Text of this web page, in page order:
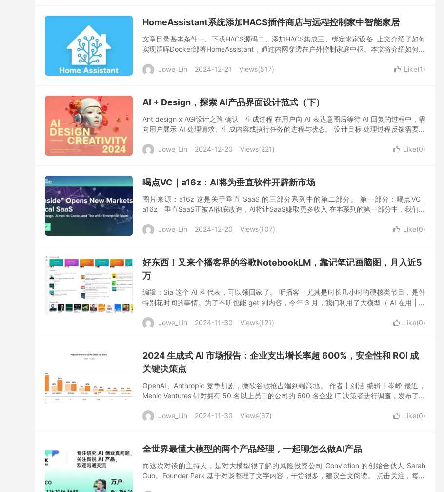
HomeAssistant系统添加HACS插件商店与远程控制家中智能家居
文章目录基本条件一、下载HACS源码二、添加HACS集成三、绑定米家设备 ​ 上文介绍了如何
实现群晖Docker部署HomeAssistant，通过内网穿透在户外控制家庭中枢。本文将介绍如何安
 Like(1)
Jowe_Lin 2024-12-21 Views(517)
AI + Design，探索 AI产品界面设计范式（下）
Ant design x AGI设计之路 确认｜生成过程 在用户向 AI 表达意图后等待 AI 回复的过程中，需
向用户展示 AI 处理请求、生成内容或执行任务的进程与状态。 设计目标 处理过程反馈需要通
 Like(0)
Jowe_Lin 2024-12-20 Views(221)
喝点VC｜a16z：AI将为垂直软件开辟新市场
图片来源：a16z 这是关于垂直 SaaS 的三部分系列中的第二部分。 第一部分：喝点VC |
a16z：垂直SaaS正被AI彻底改造，AI将让SaaS赚取更多收入 在本系列的第一部分中，我们写
 Like(0)
Jowe_Lin 2024-12-20 Views(107)
好东西！又来个播客界的谷歌NotebookLM，靠记笔记画脑图，月入近5
万
编辑：Sia 这个 AI 科代表，可以领回家了。 听播客，尤其是时长几小时的硬核类节目，是件
特别花时间的事情。为了不听也能 get 到内容，今年 3 月，我们利用了大模型（ AI 在用 | 有
 Like(0)
Jowe_Lin 2024-11-30 Views(121)
2024 生成式 AI 市场报告：企业支出增长率超 600%，安全性和 ROI 成
关键决策点
OpenAI、Anthropic 竞争加剧，微软谷歌抢占端到端高地。 作者丨刘洁 编辑丨岑峰 最近，
Menlo Ventures 针对拥有 50 名以上员工的公司的 600 名企业 IT 决策者进行调查，发布了一
 Like(0)
Jowe_Lin 2024-11-30 Views(67)
全世界最懂大模型的两个产品经理，一起聊怎么做AI产品
而这次对谈的主持人，是对大模型很了解的风险投资公司 Conviction 的创始合伙人 Sarah
Guo。Founder Park 基于对谈整理了文字内容，干货很多，建议全文阅读。 点击关注，每天